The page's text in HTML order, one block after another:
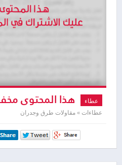
عطاء هذا المحتوى
لمشاهدته
عطاءات » مقاولات طرق وجدران